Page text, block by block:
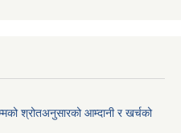
श्रोतअनुसारको आम्दानी र खर्चको